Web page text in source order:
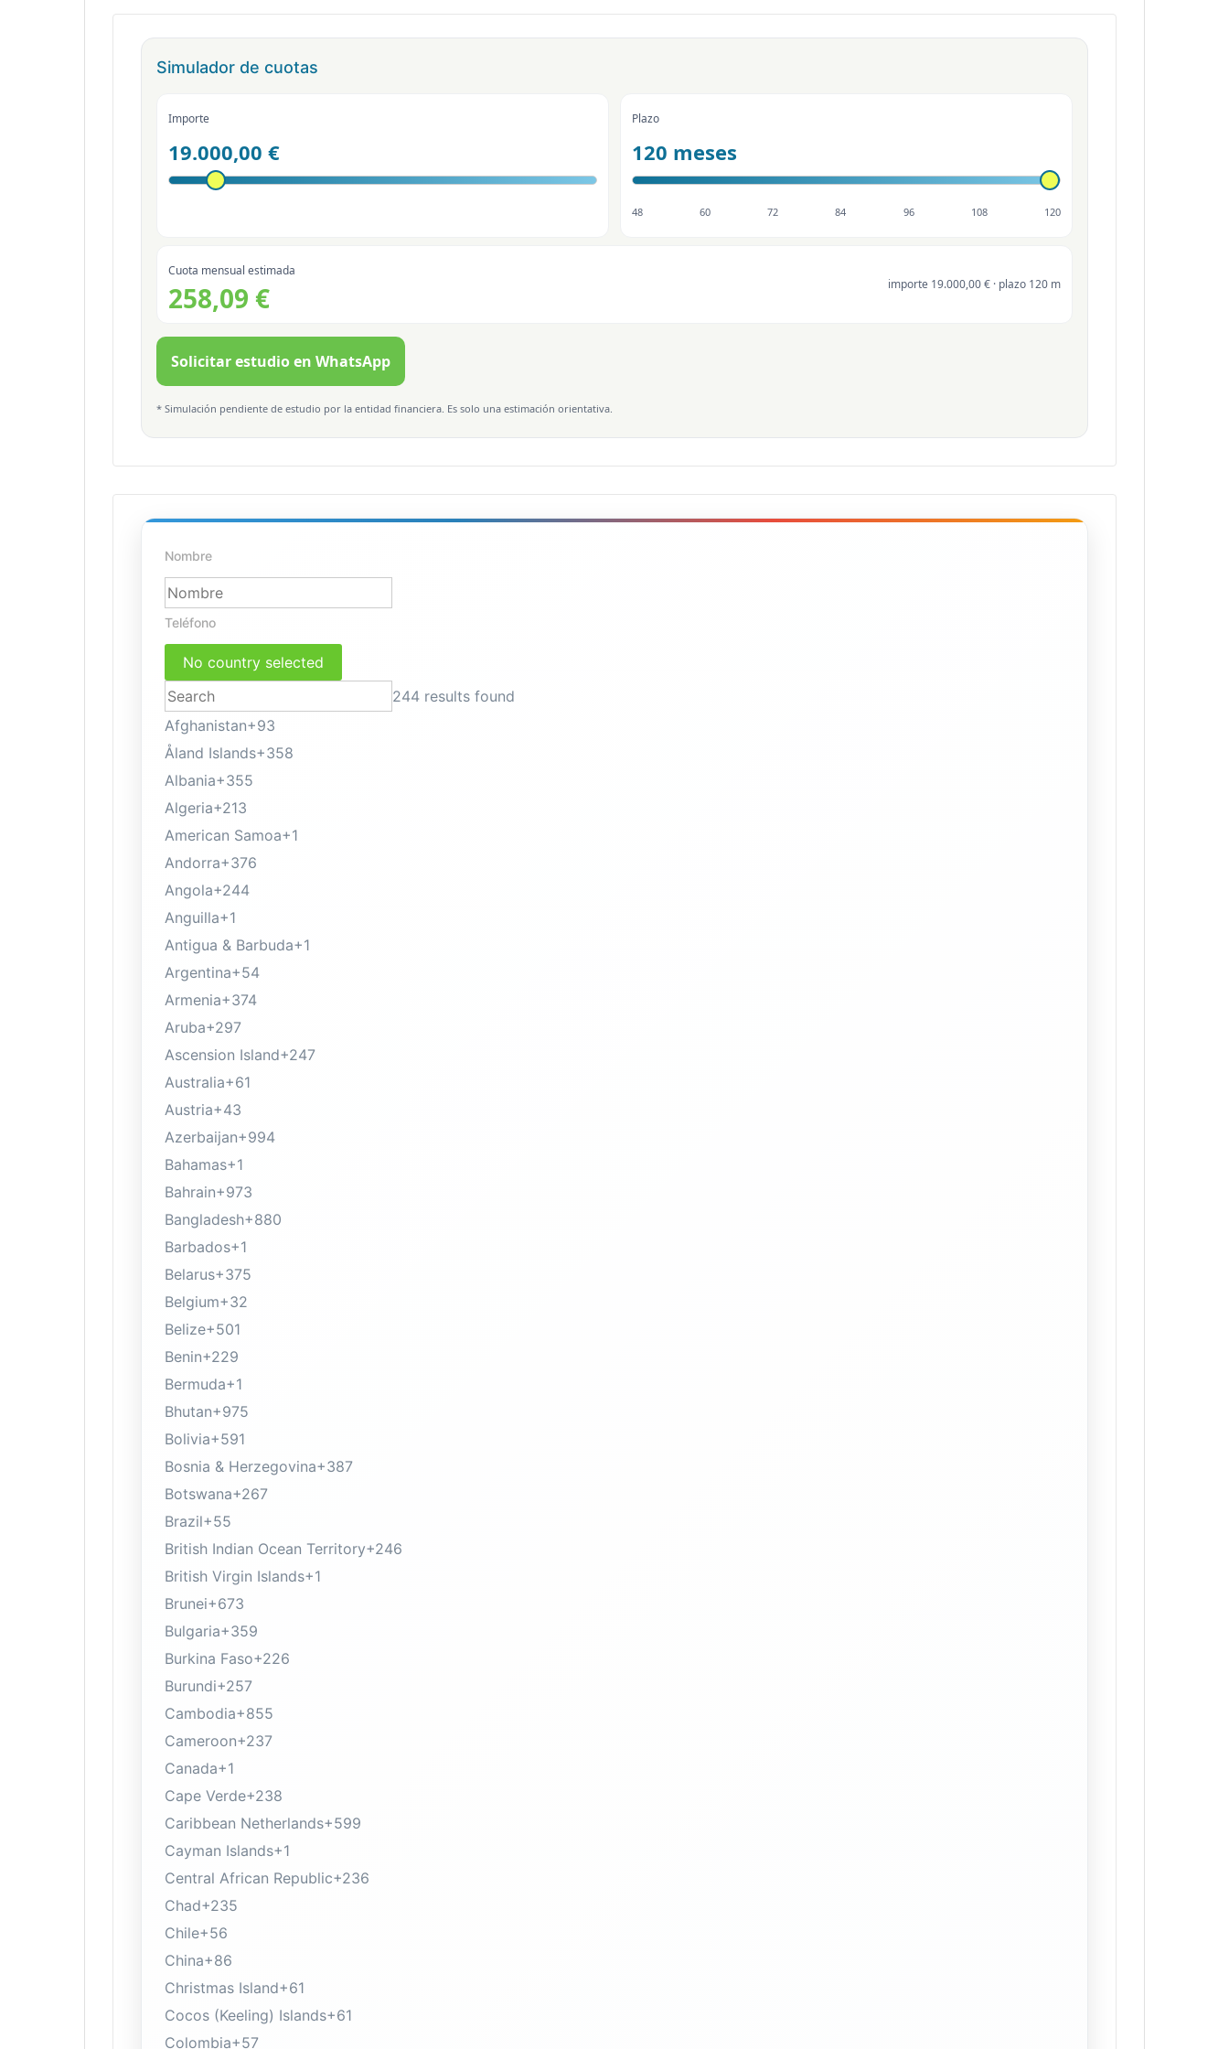
Simulador de cuotas
Importe
19.000,00 €
Plazo
120 meses
48 60 72 84 96 108 120
Cuota mensual estimada
258,09 € importe 19.000,00 € · plazo 120 m
Solicitar estudio en WhatsApp
* Simulación pendiente de estudio por la entidad financiera. Es solo una estimación orientativa.
Nombre
Teléfono
No country selected
244 results found
Afghanistan+93
Åland Islands+358
Albania+355
Algeria+213
American Samoa+1
Andorra+376
Angola+244
Anguilla+1
Antigua & Barbuda+1
Argentina+54
Armenia+374
Aruba+297
Ascension Island+247
Australia+61
Austria+43
Azerbaijan+994
Bahamas+1
Bahrain+973
Bangladesh+880
Barbados+1
Belarus+375
Belgium+32
Belize+501
Benin+229
Bermuda+1
Bhutan+975
Bolivia+591
Bosnia & Herzegovina+387
Botswana+267
Brazil+55
British Indian Ocean Territory+246
British Virgin Islands+1
Brunei+673
Bulgaria+359
Burkina Faso+226
Burundi+257
Cambodia+855
Cameroon+237
Canada+1
Cape Verde+238
Caribbean Netherlands+599
Cayman Islands+1
Central African Republic+236
Chad+235
Chile+56
China+86
Christmas Island+61
Cocos (Keeling) Islands+61
Colombia+57